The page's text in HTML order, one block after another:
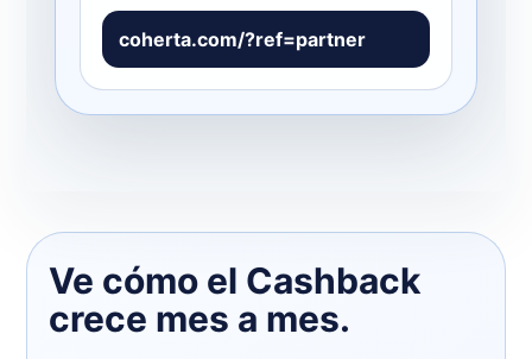
coherta.com/?ref=partner
Ve cómo el Cashback
crece mes a mes.